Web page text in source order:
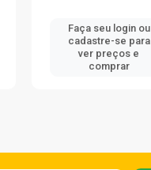
Faça seu login ou
cadastre-se para
ver preços e
comprar